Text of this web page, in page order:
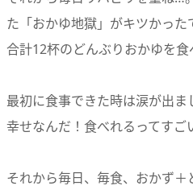
た「おかゆ地獄」がキツかった
合計12杯のどんぶりおかゆを食
最初に食事できた時は涙が出
幸せなんだ！食べれるってすご
それから毎日、毎食、おかず